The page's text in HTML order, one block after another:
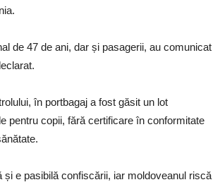
de 47 de ani, dar și pasagerii, au comunicat
în portbagaj a fost găsit un lot
pentru copii, fără certificare în conformitate
și e pasibilă confiscării, iar moldoveanul riscă